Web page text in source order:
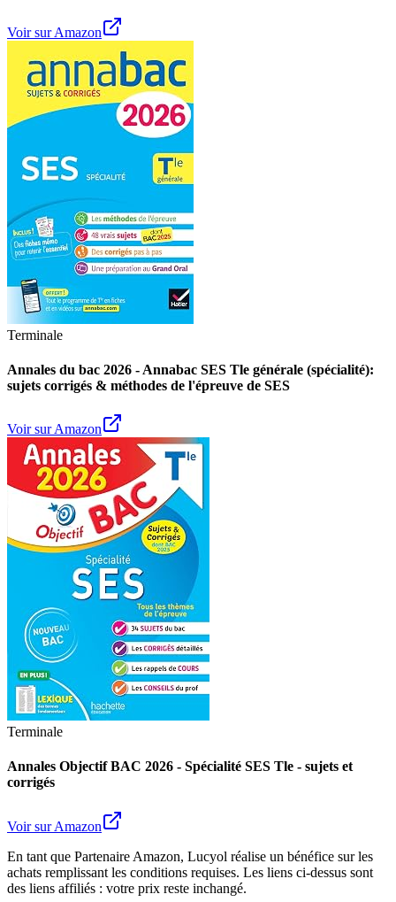
Voir sur Amazon
Terminale
Annales du bac 2026 - Annabac SES Tle générale (spécialité):
sujets corrigés & méthodes de l'épreuve de SES
Voir sur Amazon
Terminale
Annales Objectif BAC 2026 - Spécialité SES Tle - sujets et
corrigés
Voir sur Amazon
En tant que Partenaire Amazon, Lucyol réalise un bénéfice sur les
achats remplissant les conditions requises. Les liens ci-dessus sont
des liens affiliés : votre prix reste inchangé.